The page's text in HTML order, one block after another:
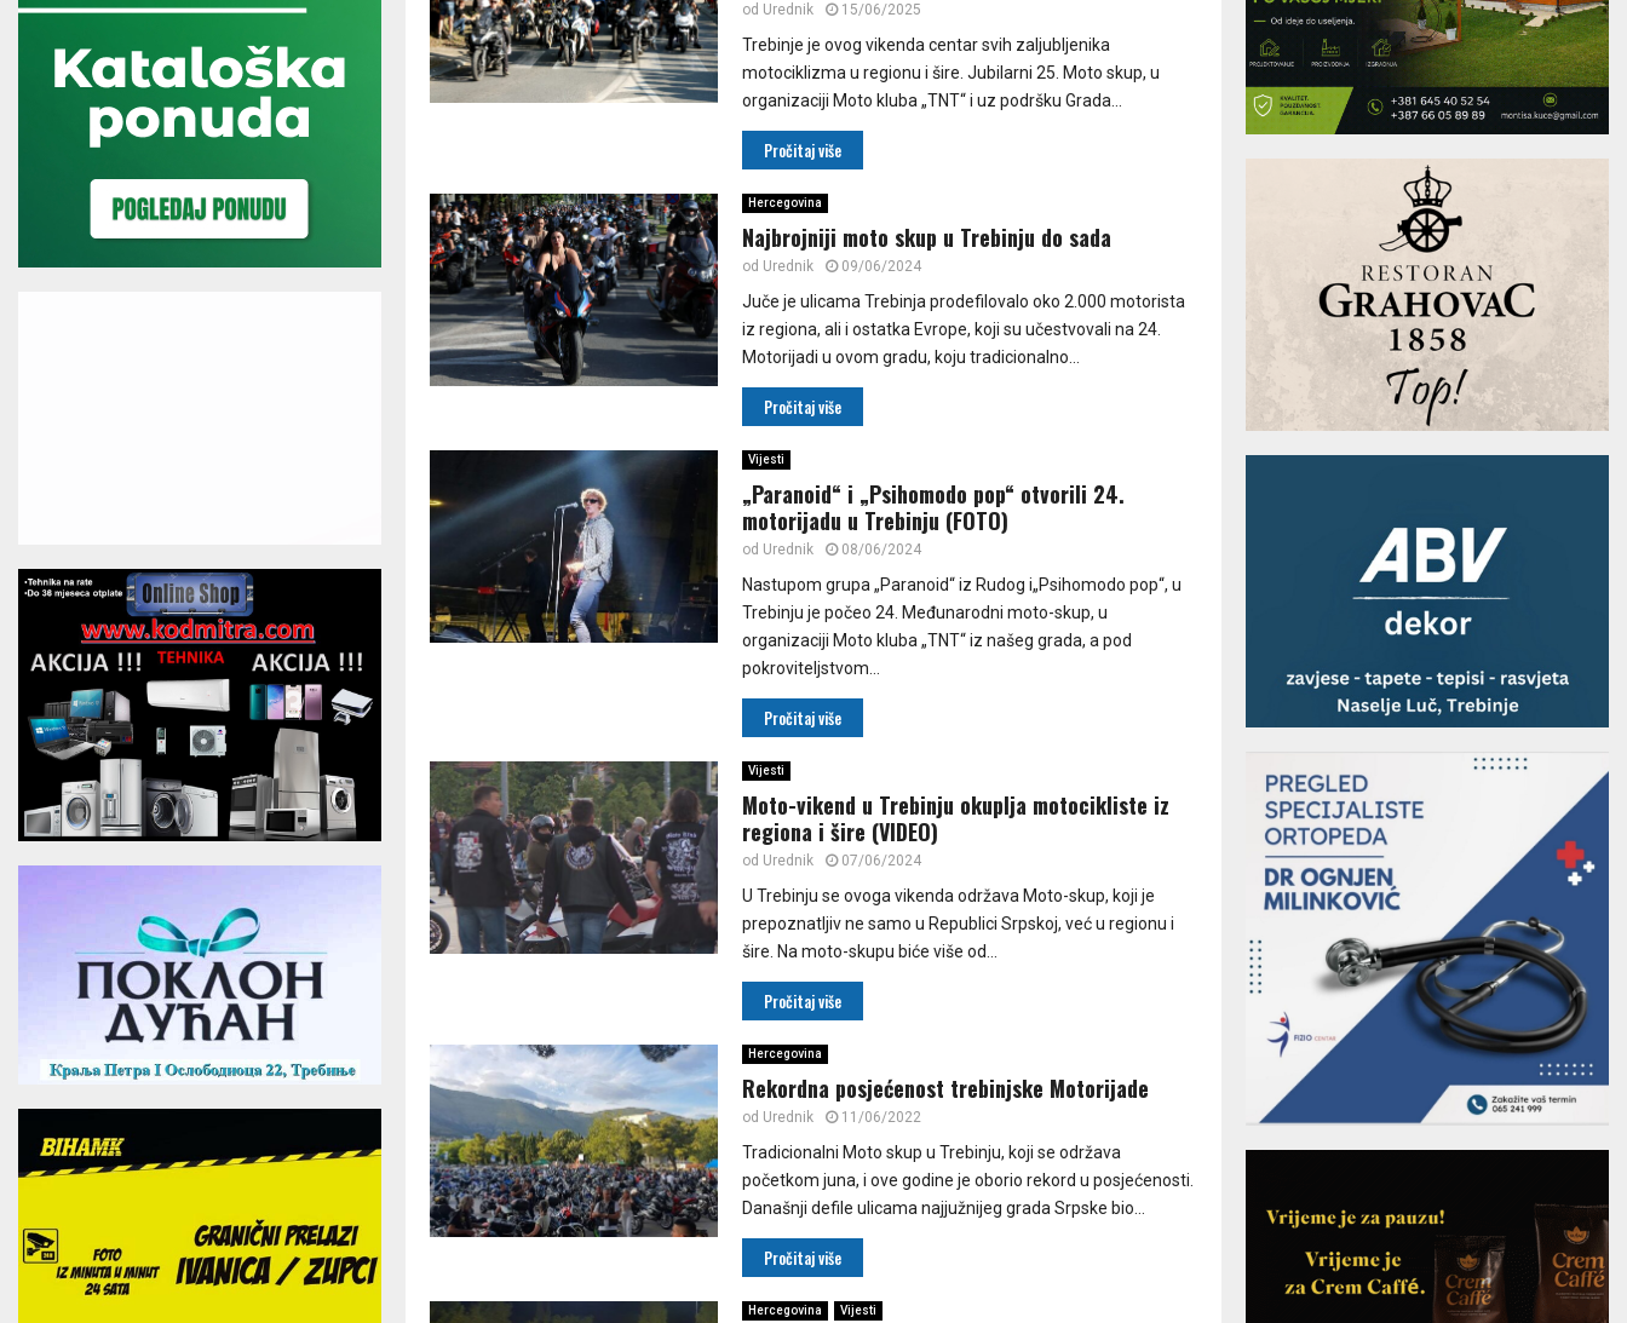
od Urednik 15/06/2025
Trebinje je ovog vikenda centar svih zaljubljenika
motociklizma u regionu i šire. Jubilarni 25. Moto skup, u
organizaciji Moto kluba „TNT“ i uz podršku Grada...
Pročitaj više
Hercegovina
Najbrojniji moto skup u Trebinju do sada
od Urednik 09/06/2024
Juče je ulicama Trebinja prodefilovalo oko 2.000 motorista
iz regiona, ali i ostatka Evrope, koji su učestvovali na 24.
Motorijadi u ovom gradu, koju tradicionalno...
Pročitaj više
Vijesti
„Paranoid“ i „Psihomodo pop“ otvorili 24.
motorijadu u Trebinju (FOTO)
od Urednik 08/06/2024
Nastupom grupa „Paranoid“ iz Rudog i„Psihomodo pop“, u
Trebinju je počeo 24. Međunarodni moto-skup, u
organizaciji Moto kluba „TNT“ iz našeg grada, a pod
pokroviteljstvom...
Pročitaj više
Vijesti
Moto-vikend u Trebinju okuplja motocikliste iz
regiona i šire (VIDEO)
od Urednik 07/06/2024
U Trebinju se ovoga vikenda održava Moto-skup, koji je
prepoznatljiv ne samo u Republici Srpskoj, već u regionu i
šire. Na moto-skupu biće više od...
Pročitaj više
Hercegovina
Rekordna posjećenost trebinjske Motorijade
od Urednik 11/06/2022
Tradicionalni Moto skup u Trebinju, koji se održava
početkom juna, i ove godine je oborio rekord u posjećenosti.
Današnji defile ulicama najjužnijeg grada Srpske bio...
Pročitaj više
Hercegovina Vijesti